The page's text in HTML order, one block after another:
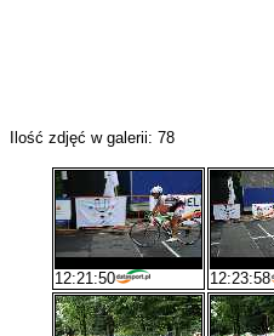
Ilość zdjęć w galerii: 78
12:21:50 12:23:58